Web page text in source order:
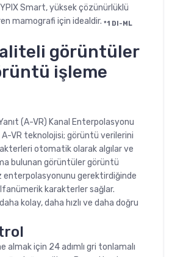
Smart, yüksek çözünürlüklü
mamografi için idealdir. *1 DI-ML
görüntüler
işleme
(A-VR) Kanal Enterpolasyonu
A-VR teknolojisi; görüntü verilerini
otomatik olarak algılar ve
bulunan görüntüler görüntü
enterpolasyonunu gerektirdiğinde
karakterler sağlar.
kolay, daha hızlı ve daha doğru
almak için 24 adımlı gri tonlamalı